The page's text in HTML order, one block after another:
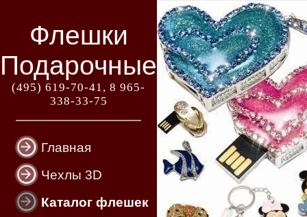
Флешки
Подарочные
(495) 619-70-41, 8 965-
338-33-75
Главная
Чехлы 3D
Каталог флешек